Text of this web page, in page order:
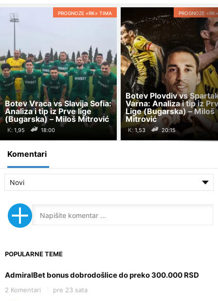
PROGNOZE «RK» TIMA
Botev Vraca vs Slavija Sofia:
Analiza i tip iz Prve lige
(Bugarska) – Miloš Mitrović
K: 18:00
PROGNOZE
Botev Plovdiv vs
Varna: Analiza i tip iz
Lige (Bugarska) – Miloš
Mitrović
K: 20:15
Komentari
Novi
POPULARNE TEME
AdmiralBet bonus dobrodošlice do preko 300.000 RSD
2 Komentari pre 23 sata